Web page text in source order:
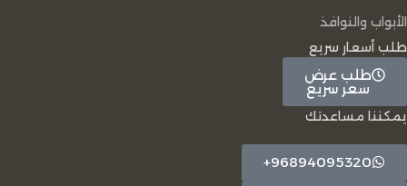
الأبواب والنوافذ
طلب أسعار سريع
طلب عرض
سعر سريع
يمكننا مساعدتك
96894095320+